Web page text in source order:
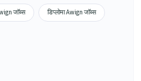
जॉब्स डिप्लोमा Awign जॉब्स